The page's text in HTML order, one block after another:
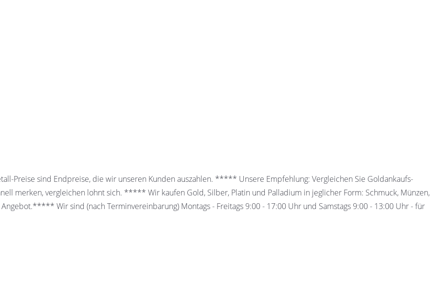
Preise sind Endpreise, die wir unseren Kunden auszahlen. ***** Unsere Empfehlung: Vergleichen Sie Goldankaufs-
merken, vergleichen lohnt sich. ***** Wir kaufen Gold, Silber, Platin und Palladium in jeglicher Form: Schmuck, Münzen,
Wir sind (nach Terminvereinbarung) Montags - Freitags 9:00 - 17:00 Uhr und Samstags 9:00 - 13:00 Uhr - für